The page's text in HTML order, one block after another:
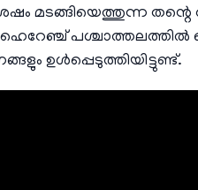
മടങ്ങിയെത്തുന്ന
പശ്ചാത്തലത്തിൽ
ഉൾപ്പെടുത്തിയിട്ടുണ്ട്.